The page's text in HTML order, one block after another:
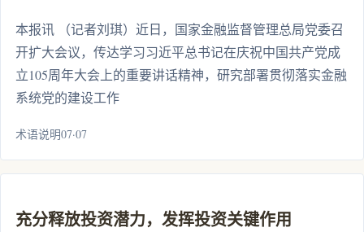
本报讯 （记者刘琪）近日，国家金融监督管理总局党委召
开扩大会议，传达学习习近平总书记在庆祝中国共产党成
立105周年大会上的重要讲话精神，研究部署贯彻落实金融
系统党的建设工作
术语说明07·07
充分释放投资潜力，发挥投资关键作用